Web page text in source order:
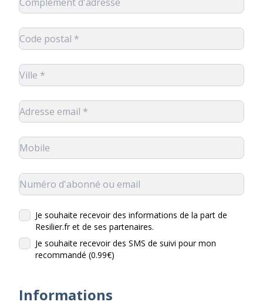
Je souhaite recevoir des informations de la part de
Resilier.fr et de ses partenaires.
Je souhaite recevoir des SMS de suivi pour mon
recommandé (0.99€)
Informations